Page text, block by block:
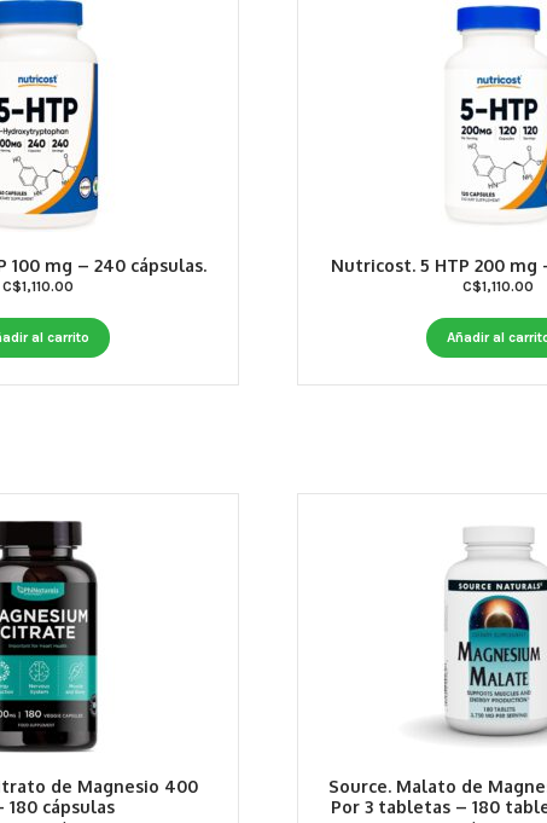
100 mg – 240 cápsulas.
C$1,110.00
al carrito
Nutricost. 5 HTP 200 mg
C$1,110.00
Añadir al
de Magnesio 400
180 cápsulas
Source. Malato de
Por 3 tabletas – 180